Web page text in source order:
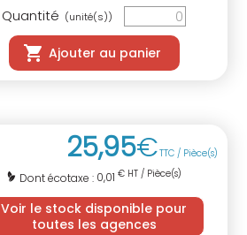
Quantité (unité(s))
Ajouter au panier
25,95€TTC / Pièce(s)
Dont écotaxe : 0,01 € HT / Pièce(s)
Voir le stock disponible pour
toutes les agences